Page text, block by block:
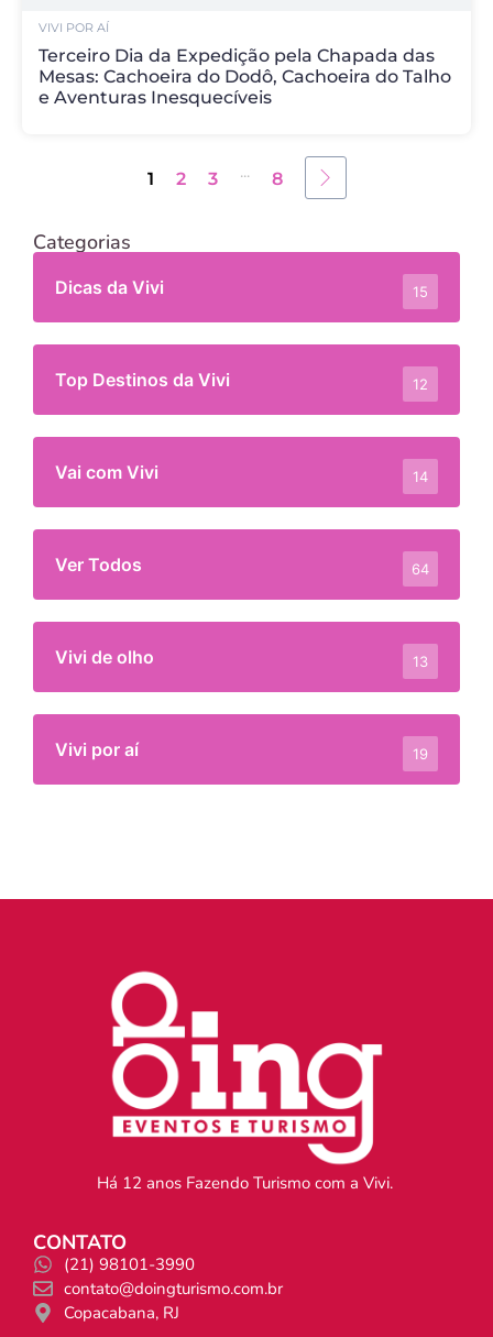
VIVI POR AÍ
Terceiro Dia da Expedição pela Chapada das
Mesas: Cachoeira do Dodô, Cachoeira do Talho
e Aventuras Inesquecíveis
1 2 3 ... 8
Categorias
Dicas da Vivi 15
Top Destinos da Vivi 12
Vai com Vivi 14
Ver Todos 64
Vivi de olho 13
Vivi por aí 19
Há 12 anos Fazendo Turismo com a Vivi.
CONTATO
(21) 98101-3990
contato@doingturismo.com.br
Copacabana, RJ